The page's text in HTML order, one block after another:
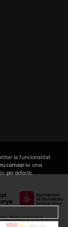
Obaga
la funcionalitat
canviar la seva
per defecte.